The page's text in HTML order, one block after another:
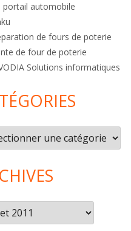
portail automobile
de fours de poterie
de four de poterie
Solutions informatiques